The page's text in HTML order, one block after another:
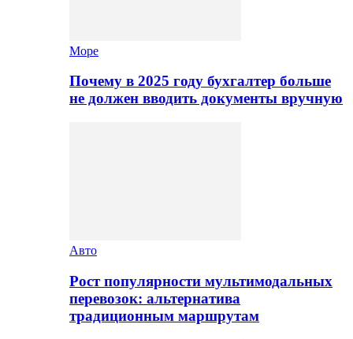
Море
Почему в 2025 году бухгалтер больше
не должен вводить документы вручную
Авто
Рост популярности мультимодальных
перевозок: альтернатива
традиционным маршрутам